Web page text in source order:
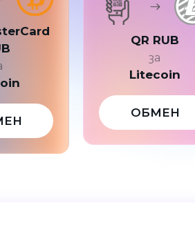
QR RUB
за
Litecoin
ОБМЕН